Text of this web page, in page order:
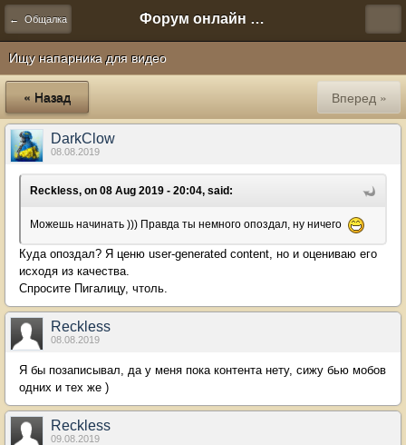
← Общалка Форум онлайн игры "Новая Эра" (Нюра Биз)
Ищу напарника для видео
« Назад Вперед »
DarkClow
08.08.2019
Reckless, on 08 Aug 2019 - 20:04, said:
Можешь начинать ))) Правда ты немного опоздал, ну ничего
Куда опоздал? Я ценю user-generated content, но и оцениваю его
исходя из качества.
Спросите Пигалицу, чтоль.
Reckless
08.08.2019
Я бы позаписывал, да у меня пока контента нету, сижу бью мобов
одних и тех же )
Reckless
09.08.2019